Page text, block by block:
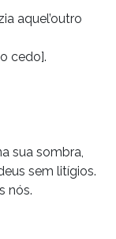
aquel’outro
cedo].
sua sombra,
sem litígios.
nós.